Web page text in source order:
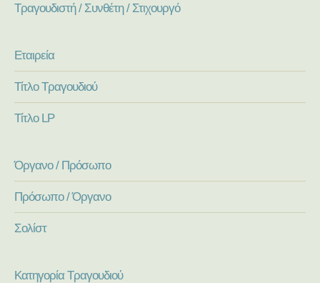
Τραγουδιστή / Συνθέτη / Στιχουργό
Εταιρεία
Τίτλο Τραγουδιού
Τίτλο LP
Όργανο / Πρόσωπο
Πρόσωπο / Όργανο
Σολίστ
Κατηγορία Τραγουδιού